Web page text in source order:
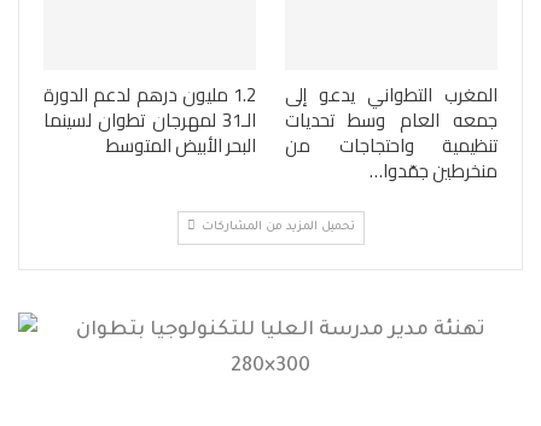
المغرب التطواني يدعو إلى
جمعه العام وسط تحديات
تنظيمية واحتجاجات من
منخرطين جمّدوا…
1.2 مليون درهم لدعم الدورة
الـ31 لمهرجان تطوان لسينما
البحر الأبيض المتوسط
تحميل المزيد من المشاركات